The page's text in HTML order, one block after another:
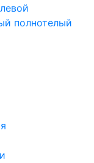
полнотелый